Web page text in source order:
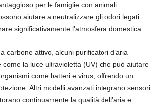
per le famiglie con animali
aiutare a neutralizzare gli odori legati
significativamente l’atmosfera domestica.
carbone attivo, alcuni purificatori d’aria
come la luce ultravioletta (UV) che può aiutare
come batteri e virus, offrendo un
Altri modelli avanzati integrano sensori
continuamente la qualità dell’aria e